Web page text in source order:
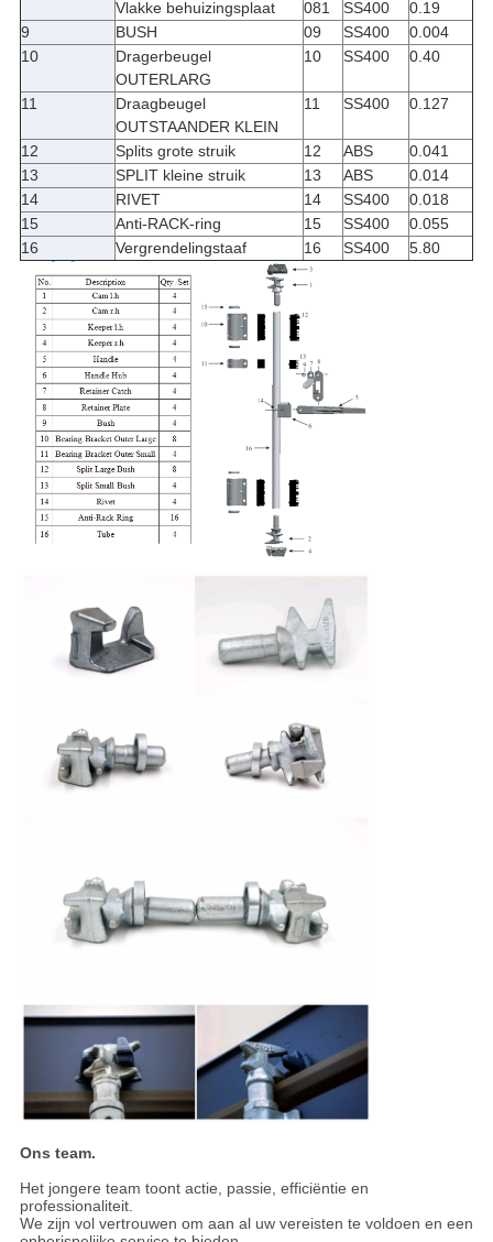
Vlakke behuizingsplaat 081 SS400
0.19
9
BUSH 09 SS400
0.004
10
Dragerbeugel
OUTERLARG
10 SS400 0.40
11
Draagbeugel
OUTSTAANDER KLEIN
11 SS400 0.127
12 Splits grote struik 12 ABS
0.041
13
SPLIT kleine struik 13 ABS
0.014
14
RIVET 14 SS400
0.018
15
Anti-RACK-ring 15 SS400
0.055
16
Vergrendelingstaaf 16 SS400 5.80
Ons team.
Het jongere team toont actie, passie, efficiëntie en
professionaliteit.
We zijn vol vertrouwen om aan al uw vereisten te voldoen en een